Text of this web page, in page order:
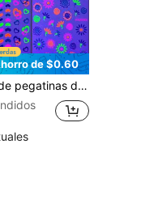
de $0.60
de flores & corazones, divertidos e impermeables, suministros para fiestas de vacaciones, arte corporal